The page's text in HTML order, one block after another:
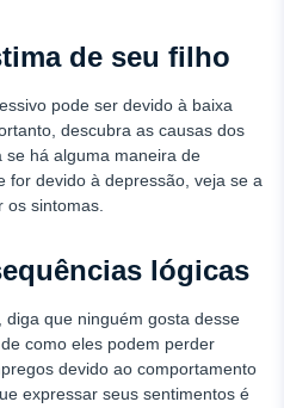
de seu filho
pode ser devido à baixa
descubra as causas dos
se há alguma maneira de
for devido à depressão, veja se a
sintomas.
lógicas
que ninguém gosta desse
como eles podem perder
devido ao comportamento
expressar seus sentimentos é